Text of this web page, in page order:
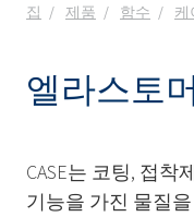
집 제품 함수 케
엘라스토머
CASE는 코팅, 접
기능을 가진 물질